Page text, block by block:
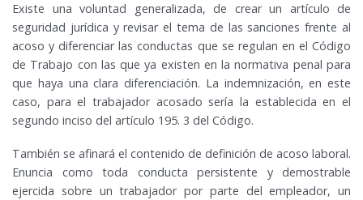
Existe una voluntad generalizada, de crear un artículo de
seguridad jurídica y revisar el tema de las sanciones frente al
acoso y diferenciar las conductas que se regulan en el Código
de Trabajo con las que ya existen en la normativa penal para
que haya una clara diferenciación. La indemnización, en este
caso, para el trabajador acosado sería la establecida en el
segundo inciso del artículo 195. 3 del Código.
También se afinará el contenido de definición de acoso laboral.
Enuncia como toda conducta persistente y demostrable
ejercida sobre un trabajador por parte del empleador, un